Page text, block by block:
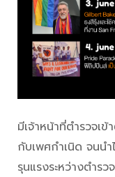
มีเจ้าหน้าที่ตำรวจเ
กับเพศกำเนิด จนน
รุนแรงระหว่างตำร